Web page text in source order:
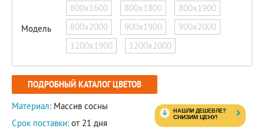
Модель
800х1600 800х1800
800х1900
800х2000
900х1900
900х2000
1200х1900
1200х2000
ПОДРОБНЫЙ КАТАЛОГ ЦВЕТОВ
Материал: Массив сосны
Срок поставки: от 21 дня